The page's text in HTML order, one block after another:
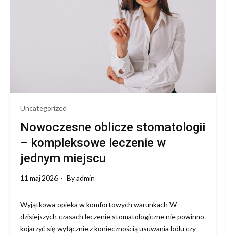
Uncategorized
Nowoczesne oblicze stomatologii
– kompleksowe leczenie w
jednym miejscu
11 maj 2026 Byadmin
Wyjątkowa opieka w komfortowych warunkach W
dzisiejszych czasach leczenie stomatologiczne nie powinno
kojarzyć się wyłącznie z koniecznością usuwania bólu czy